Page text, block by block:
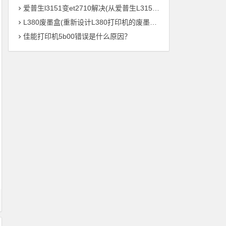
爱普生l3151变et2710解决(从爱普生L3151到ET2710：打印机参数全解析)
L380废墨盒(重新设计L380打印机的废墨处理系统)
佳能打印机5b00错误是什么原因？